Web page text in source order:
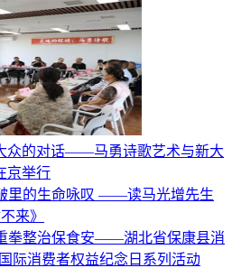
众的对话——马勇诗歌艺术与新大
京举行
里的生命咏叹 ——读马光增先生
来》
拳整治保食安——湖北省保康县消
际消费者权益纪念日系列活动